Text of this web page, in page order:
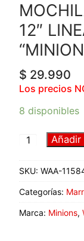
12″
$ 29.990
Los precios
8 disponibles
SKU: WAA-
Categorías:
Marca: Minions,